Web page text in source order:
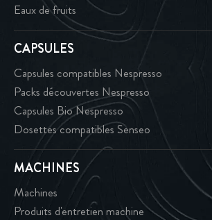
Eaux de fruits
CAPSULES
Capsules compatibles Nespresso
Packs découvertes Nespresso
Capsules Bio Nespresso
Dosettes compatibles Senseo
MACHINES
Machines
Produits d'entretien machine